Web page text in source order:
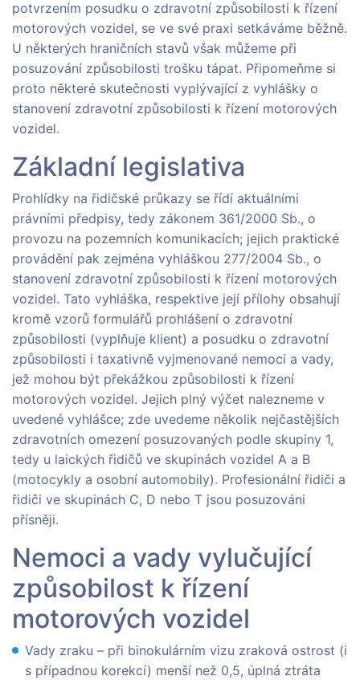
potvrzením posudku o zdravotní způsobilosti k řízení
motorových vozidel, se ve své praxi setkáváme běžně.
U některých hraničních stavů však můžeme při
posuzování způsobilosti trošku tápat. Připomeňme si
proto některé skutečnosti vyplývající z vyhlášky o
stanovení zdravotní způsobilosti k řízení motorových
vozidel.
Základní legislativa
Prohlídky na řidičské průkazy se řídí aktuálními
právními předpisy, tedy zákonem 361/2000 Sb., o
provozu na pozemních komunikacích; jejich praktické
provádění pak zejména vyhláškou 277/2004 Sb., o
stanovení zdravotní způsobilosti k řízení motorových
vozidel. Tato vyhláška, respektive její přílohy obsahují
kromě vzorů formulářů prohlášení o zdravotní
způsobilosti (vyplňuje klient) a posudku o zdravotní
způsobilosti i taxativně vyjmenované nemoci a vady,
jež mohou být překážkou způsobilosti k řízení
motorových vozidel. Jejich plný výčet nalezneme v
uvedené vyhlášce; zde uvedeme několik nejčastějších
zdravotních omezení posuzovaných podle skupiny 1,
tedy u laických řidičů ve skupinách vozidel A a B
(motocykly a osobní automobily). Profesionální řidiči a
řidiči ve skupinách C, D nebo T jsou posuzováni
přísněji.
Nemoci a vady vylučující
způsobilost k řízení
motorových vozidel
Vady zraku – při binokulárním vizu zraková ostrost (i
s případnou korekcí) menší než 0,5, úplná ztráta